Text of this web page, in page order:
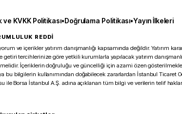
ve KVKK Politikası•Doğrulama Politikası•Yayın İlkeleri
REDDİ
ve içerikler yatırım danışmanlığı kapsamında değildir. Yatırım
tercihlerinize göre yetkili kurumlarla yapılacak yatırım
İçeriklerin doğruluğu ve güncelliği için azami özen gösterilmekle
bu bilgilerin kullanımından doğabilecek zararlardan İstanbul Ticaret
ile Borsa İstanbul A.Ş. adına açıklanan tüm bilgi ve verilerin telif